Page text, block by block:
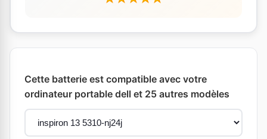
Cette batterie est compatible avec votre
ordinateur portable dell et 25 autres modèles